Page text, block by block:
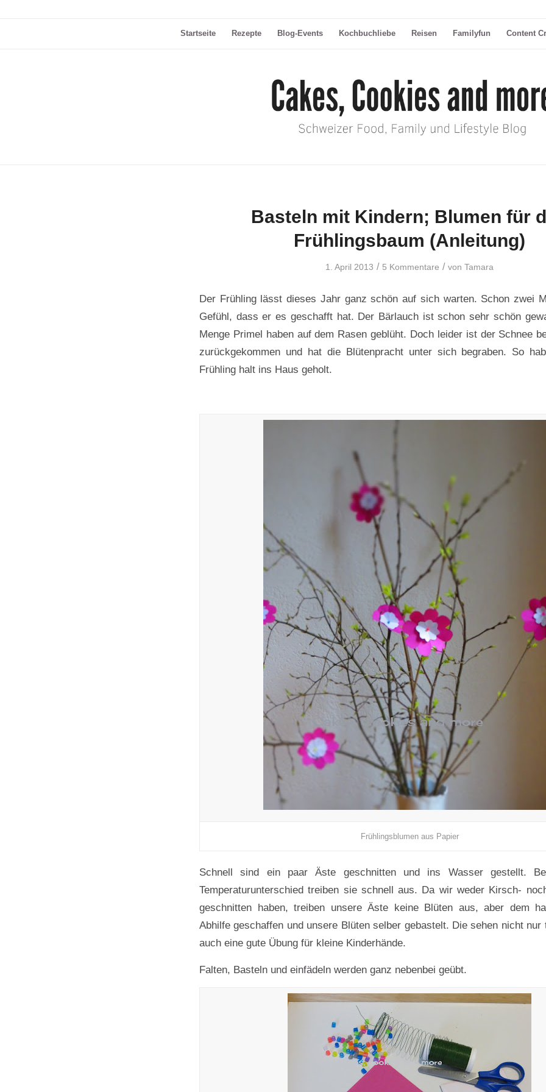
Startseite Rezepte Blog-Events Kochbuchliebe Reisen Familyfun Content
Basteln mit Kindern; Blumen für
Frühlingsbaum (Anleitung)
1. April 2013 / 5 Kommentare / von Tamara
Der Frühling lässt dieses Jahr ganz schön auf sich warten. Schon zwei
Gefühl, dass er es geschafft hat. Der Bärlauch ist schon sehr schön
Menge Primel haben auf dem Rasen geblüht. Doch leider ist der Schnee
zurückgekommen und hat die Blütenpracht unter sich begraben. So
Frühling halt ins Haus geholt.
Frühlingsblumen aus Papier
Schnell sind ein paar Äste geschnitten und ins Wasser gestellt.
Temperaturunterschied treiben sie schnell aus. Da wir weder Kirsch-
geschnitten haben, treiben unsere Äste keine Blüten aus, aber dem
Abhilfe geschaffen und unsere Blüten selber gebastelt. Die sehen nicht
auch eine gute Übung für kleine Kinderhände.
Falten, Basteln und einfädeln werden ganz nebenbei geübt.